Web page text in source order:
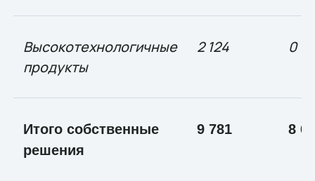
Высокотехнологичные
продукты
2 124 0
Итого собственные
решения
9 781 8